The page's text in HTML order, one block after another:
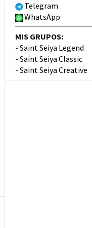
Telegram
WhatsApp
MIS GRUPOS:
- Saint Seiya Legend
- Saint Seiya Classic
- Saint Seiya Creative